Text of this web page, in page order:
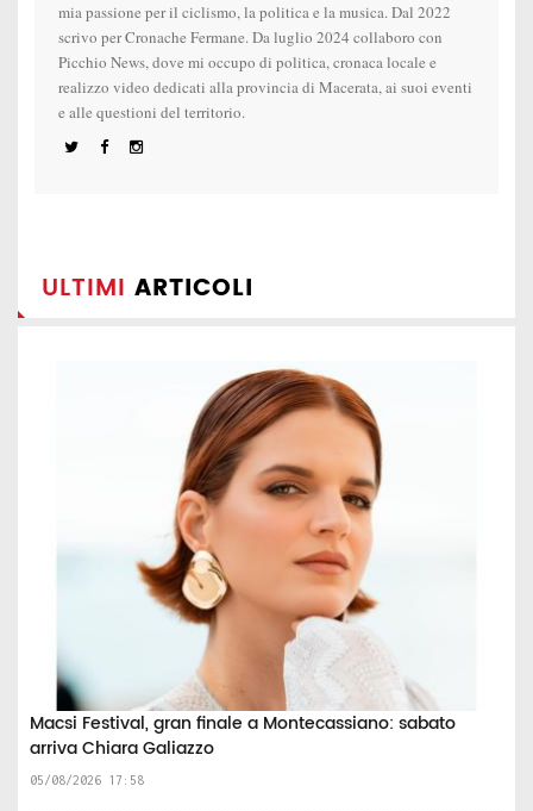
mia passione per il ciclismo, la politica e la musica. Dal 2022
scrivo per Cronache Fermane. Da luglio 2024 collaboro con
Picchio News, dove mi occupo di politica, cronaca locale e
realizzo video dedicati alla provincia di Macerata, ai suoi eventi
e alle questioni del territorio.
ULTIMI ARTICOLI
Macsi Festival, gran finale a Montecassiano: sabato
arriva Chiara Galiazzo
05/08/2026 17:58